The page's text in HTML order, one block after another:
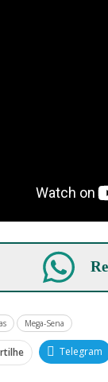
Mega-Sena
Telegram